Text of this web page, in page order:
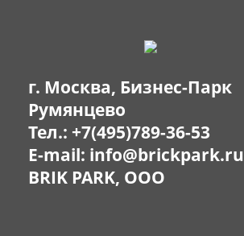
г. Москва, Бизнес-Парк
Румянцево
Тел.: +7(495)789-36-53
E-mail: info@brickpark.ru
BRIK PARK, OOO